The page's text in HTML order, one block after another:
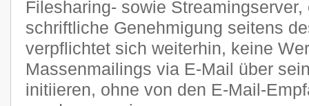
Filesharing- sowie
schriftliche Genehmigung seitens
verpflichtet sich weiterhin, keine
Massenmailings via E-Mail über
initiieren, ohne von den E-Mail-